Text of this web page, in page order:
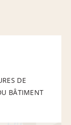
DE
BÂTIMENT